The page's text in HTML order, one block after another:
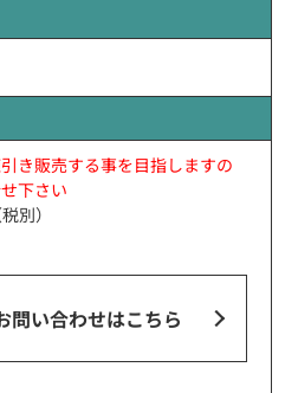
き販売する事を目指しますの
下さい
別）
問い合わせはこちら